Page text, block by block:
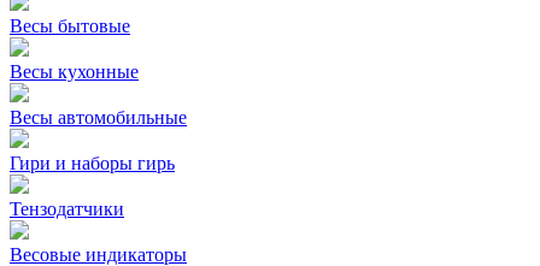
Весы бытовые
Весы кухонные
Весы автомобильные
Гири и наборы гирь
Тензодатчики
Весовые индикаторы